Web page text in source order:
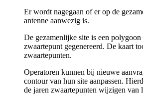
Er wordt nagegaan of er op de
antenne aanwezig is.
De gezamenlijke site is een
zwaartepunt gegenereerd. De kaart
zwaartepunten.
Operatoren kunnen bij nieuwe
contour van hun site aanpassen.
de jaren zwaartepunten wijzigen van